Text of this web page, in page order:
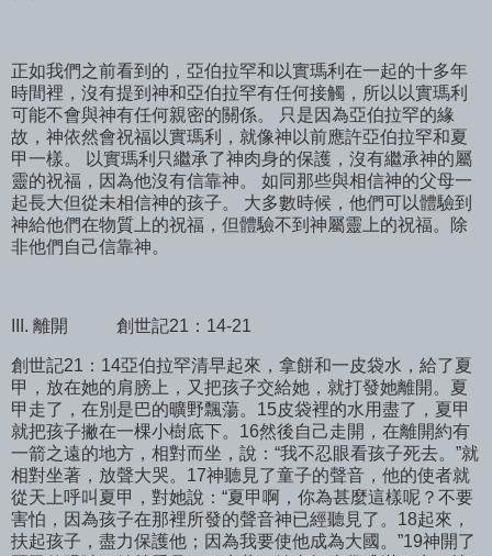
正如我們之前看到的，亞伯拉罕和以實瑪利在一起的十多年
時間裡，沒有提到神和亞伯拉罕有任何接觸，所以以實瑪利
可能不會與神有任何親密的關係。 只是因為亞伯拉罕的緣
故，神依然會祝福以實瑪利，就像神以前應許亞伯拉罕和夏
甲一樣。 以實瑪利只繼承了神肉身的保護，沒有繼承神的屬
靈的祝福，因為他沒有信靠神。 如同那些與相信神的父母一
起長大但從未相信神的孩子。 大多數時候，他們可以體驗到
神給他們在物質上的祝福，但體驗不到神屬靈上的祝福。除
非他們自己信靠神。
III. 離開 創世記21：14-21
創世記21：14亞伯拉罕清早起來，拿餅和一皮袋水，給了夏
甲，放在她的肩膀上，又把孩子交給她，就打發她離開。夏
甲走了，在別是巴的曠野飄蕩。15皮袋裡的水用盡了，夏甲
就把孩子撇在一棵小樹底下。16然後自己走開，在離開約有
一箭之遠的地方，相對而坐，說：“我不忍眼看孩子死去。”就
相對坐著，放聲大哭。17神聽見了童子的聲音，他的使者就
從天上呼叫夏甲，對她說：“夏甲啊，你為甚麼這樣呢？不要
害怕，因為孩子在那裡所發的聲音神已經聽見了。18起來，
扶起孩子，盡力保護他；因為我要使他成為大國。”19神開了